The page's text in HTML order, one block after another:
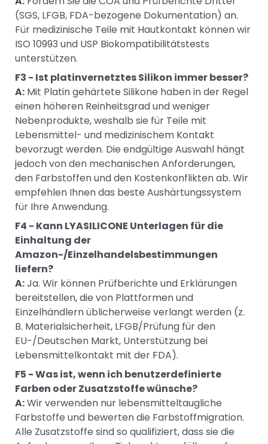
(SGS, LFGB, FDA-bezogene Dokumentation) an.
Für medizinische Teile mit Hautkontakt können wir
ISO 10993 und USP Biokompatibilitätstests
unterstützen.
F3 - Ist platinvernetztes Silikon immer besser?
A: Mit Platin gehärtete Silikone haben in der Regel
einen höheren Reinheitsgrad und weniger
Nebenprodukte, weshalb sie für Teile mit
Lebensmittel- und medizinischem Kontakt
bevorzugt werden. Die endgültige Auswahl hängt
jedoch von den mechanischen Anforderungen,
den Farbstoffen und den Kostenkonflikten ab. Wir
empfehlen Ihnen das beste Aushärtungssystem
für Ihre Anwendung.
F4 - Kann LYASILICONE Unterlagen für die
Einhaltung der
Amazon-/Einzelhandelsbestimmungen
liefern?
A:Ja. Wir können Prüfberichte und Erklärungen
bereitstellen, die von Plattformen und
Einzelhändlern üblicherweise verlangt werden (z.
B. Materialsicherheit, LFGB/Prüfung für den
EU-/Deutschen Markt, Unterstützung bei
Lebensmittelkontakt mit der FDA).
F5 - Was ist, wenn ich benutzerdefinierte
Farben oder Zusatzstoffe wünsche?
A:Wir verwenden nur lebensmitteltaugliche
Farbstoffe und bewerten die Farbstoffmigration.
Alle Zusatzstoffe sind so qualifiziert, dass sie die